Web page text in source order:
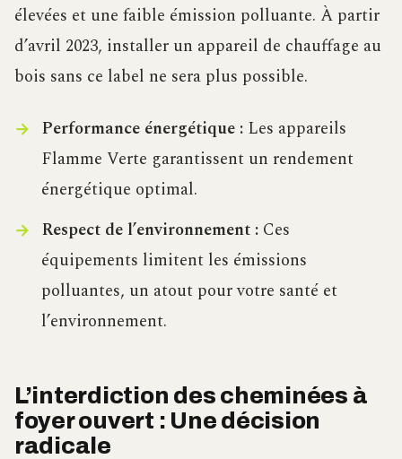
élevées et une faible émission polluante. À partir
d’avril 2023, installer un appareil de chauffage au
bois sans ce label ne sera plus possible.
Performance énergétique :Les appareils
Flamme Verte garantissent un rendement
énergétique optimal.
Respect de l’environnement :Ces
équipements limitent les émissions
polluantes, un atout pour votre santé et
l’environnement.
L’interdiction des cheminées à
foyer ouvert : Une décision
radicale